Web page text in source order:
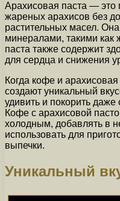
Арахисовая паста — это
жареных арахисов без
растительных масел.
минералами, такими как
паста также содержит
для сердца и снижения
Когда кофе и
создают уникальный
удивить и покорить
Кофе с арахисовой
холодным, добавлять в
использовать для
выпечки.
Уникальный